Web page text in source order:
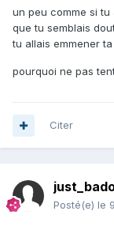
un peu comme si
que tu semblais
tu allais emmener
pourquoi ne pas
Citer
Posté(e) le